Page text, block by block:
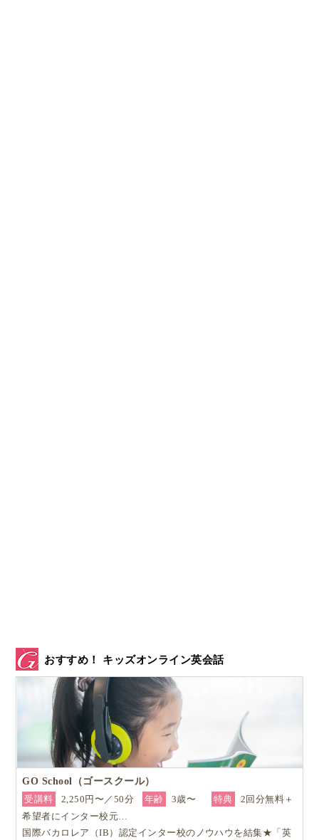
おすすめ！ キッズオンライン英会話
GO School（ゴースクール）
受講料
2,250円〜／50分 年齢 3歳〜 特典
2回分無料＋
希望者にインター校元…
国際バカロレア（IB）認定インター校のノウハウを結集★「英